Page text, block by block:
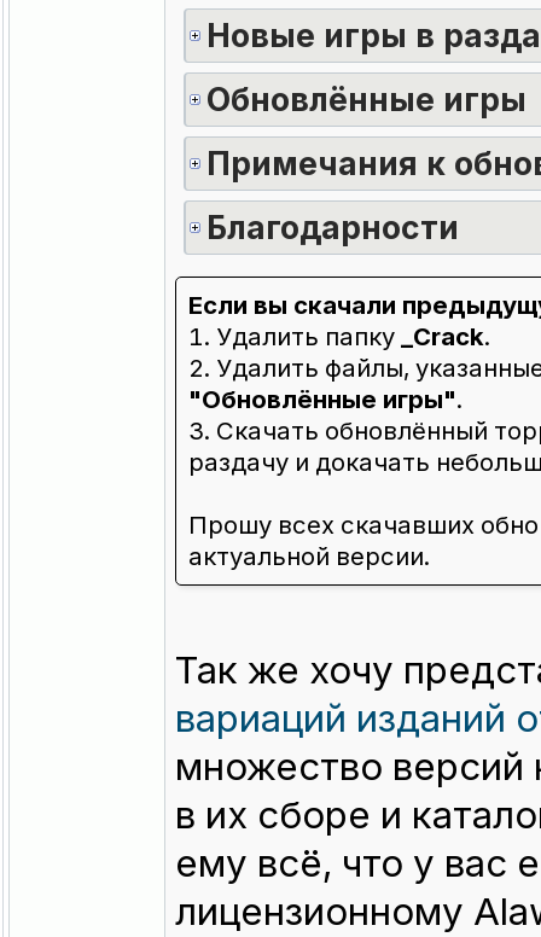
Новые игры в
Обновлённые игры
Примечания к
Благодарности
Если вы скачали
1. Удалить папку _Crack.
2. Удалить файлы,
"Обновлённые игры".
3. Скачать обновлённый
раздачу и докачать
Прошу всех скачавших
актуальной версии.
Так же хочу
вариаций изданий
множество версий
в их сборе и
ему всё, что у вас
лицензионному